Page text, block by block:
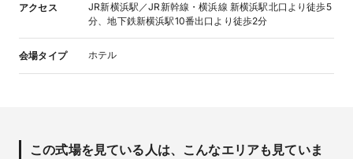
アクセス
JR新横浜駅／JR新幹線・横浜線 新横浜駅北口より徒歩5
分、地下鉄新横浜駅10番出口より徒歩2分
会場タイプ ホテル
この式場を見ている人は、こんなエリアも見ていま